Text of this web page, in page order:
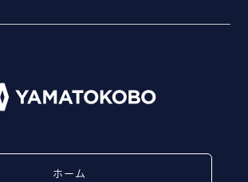
ホーム